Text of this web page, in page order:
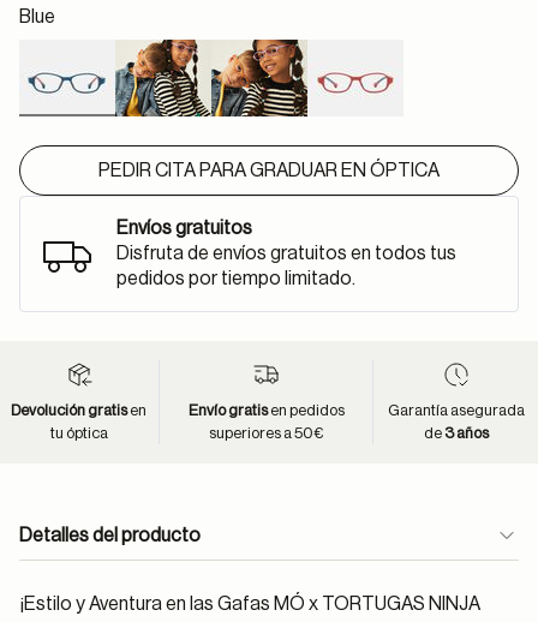
Blue
PEDIR CITA PARA GRADUAR EN ÓPTICA
Envíos gratuitos
Disfruta de envíos gratuitos en todos tus
pedidos por tiempo limitado.
Devolución gratisen
tu óptica
Envío gratisen pedidos
superiores a 50€
Garantía asegurada
de 3 años
Detalles del producto
¡Estilo y Aventura en las Gafas MÓ x TORTUGAS NINJA